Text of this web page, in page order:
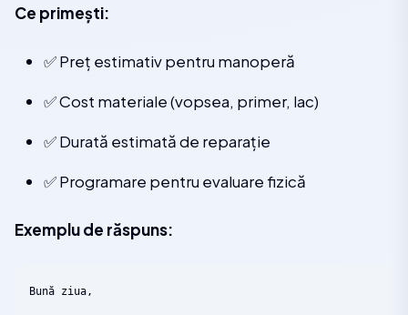
Ce primești:
✅ Preț estimativ pentru manoperă
✅ Cost materiale (vopsea, primer, lac)
✅ Durată estimată de reparație
✅ Programare pentru evaluare fizică
Exemplu de răspuns:
Bună ziua,